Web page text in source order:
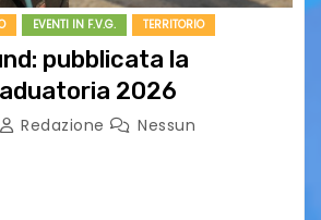
EVENTI IN F.V.G. TERRITORIO
pubblicata la
2026
Redazione
Nessun